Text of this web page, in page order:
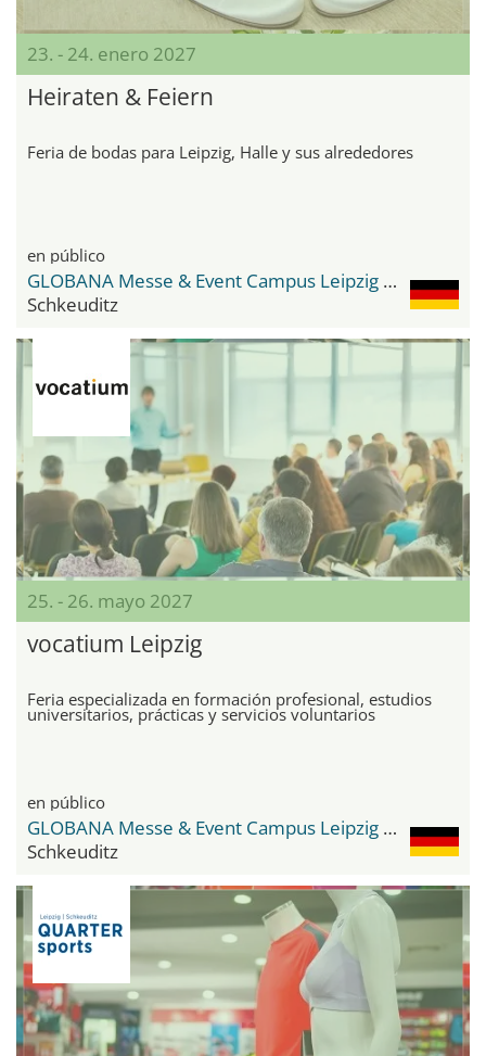
23. - 24. enero 2027
Heiraten & Feiern
Feria de bodas para Leipzig, Halle y sus alrededores
en público
GLOBANA Messe & Event Campus Leipzig / Halle
Schkeuditz
25. - 26. mayo 2027
vocatium Leipzig
Feria especializada en formación profesional, estudios
universitarios, prácticas y servicios voluntarios
en público
GLOBANA Messe & Event Campus Leipzig / Halle
Schkeuditz